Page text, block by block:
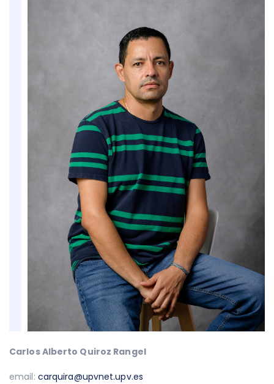
Carlos Alberto Quiroz Rangel
email: carquira@upvnet.upv.es